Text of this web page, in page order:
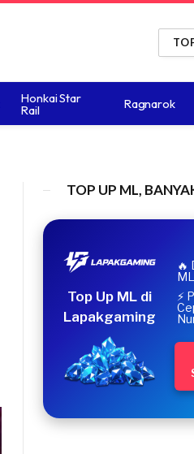
Honkai Star
Rail Ragnarok
TOP UP ML,
Top Up ML di
Lapakgaming
🔥
ML
⚡